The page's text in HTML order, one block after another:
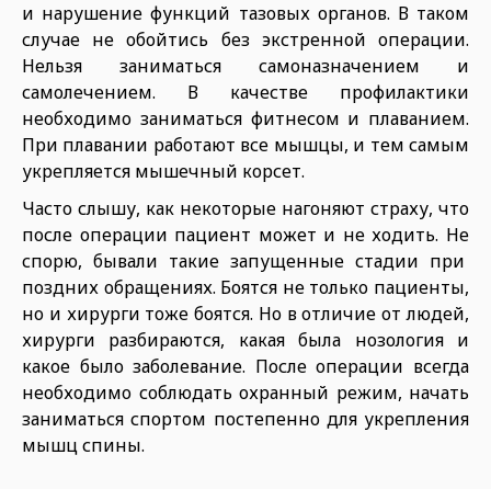
и нарушение функций тазовых органов. В таком
случае не обойтись без экстренной операции.
Нельзя заниматься самоназначением и
самолечением. В качестве профилактики
необходимо заниматься фитнесом и плаванием.
При плавании работают все мышцы, и тем самым
укрепляется мышечный корсет.
Часто слышу, как некоторые нагоняют страху, что
после операции пациент может и не ходить. Не
спорю, бывали такие запущенные стадии при
поздних обращениях. Боятся не только пациенты,
но и хирурги тоже боятся. Но в отличие от людей,
хирурги разбираются, какая была нозология и
какое было заболевание. После операции всегда
необходимо соблюдать охранный режим, начать
заниматься спортом постепенно для укрепления
мышц спины.